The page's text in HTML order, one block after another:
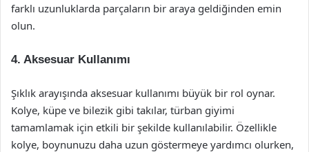
farklı uzunluklarda parçaların bir araya geldiğinden emin
olun.
4. Aksesuar Kullanımı
Şıklık arayışında aksesuar kullanımı büyük bir rol oynar.
Kolye, küpe ve bilezik gibi takılar, türban giyimi
tamamlamak için etkili bir şekilde kullanılabilir. Özellikle
kolye, boynunuzu daha uzun göstermeye yardımcı olurken,